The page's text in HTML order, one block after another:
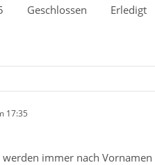
Geschlossen Erledigt
17:35
werden immer nach